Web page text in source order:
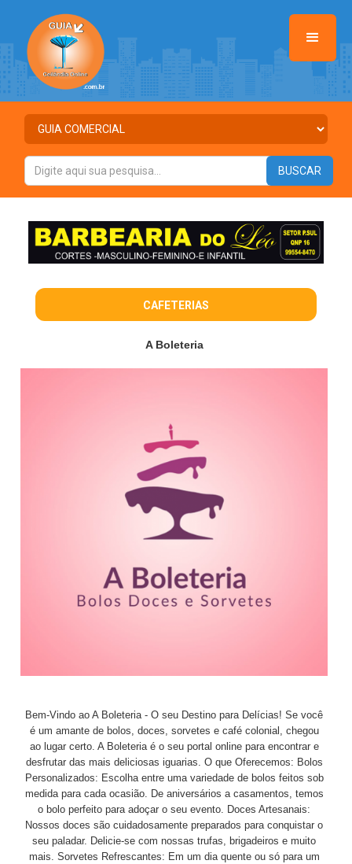
CAFETERIAS
A Boleteria
Bem-Vindo ao A Boleteria - O seu Destino para Delícias! Se você
é um amante de bolos, doces, sorvetes e café colonial, chegou
ao lugar certo. A Boleteria é o seu portal online para encontrar e
desfrutar das mais deliciosas iguarias. O que Oferecemos: Bolos
Personalizados: Escolha entre uma variedade de bolos feitos sob
medida para cada ocasião. De aniversários a casamentos, temos
o bolo perfeito para adoçar o seu evento. Doces Artesanais:
Nossos doces são cuidadosamente preparados para conquistar o
seu paladar. Delicie-se com nossas trufas, brigadeiros e muito
mais. Sorvetes Refrescantes: Em um dia quente ou só para um